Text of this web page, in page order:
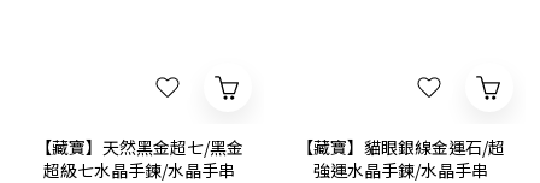
【藏寶】天然黑金超七/黑金
超級七水晶手鍊/水晶手串
【藏寶】貓眼銀線金運石/超
強運水晶手鍊/水晶手串